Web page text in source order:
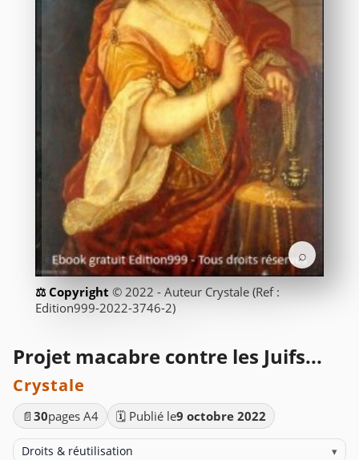
⌕
© 2022 - Auteur Crystale (Ref :
Edition999-2022-3746-2)
Projet macabre contre les Juifs...
Crystale
📄 30pages A4 🗓️ Publié le9 octobre 2022
Droits & réutilisation ▾